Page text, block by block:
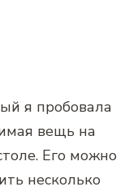
я пробовала
вещь на
Его можно
несколько